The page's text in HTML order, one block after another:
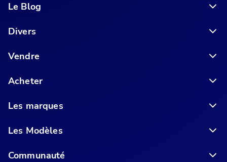
Le Blog
Divers
Vendre
Acheter
Les marques
Les Modèles
Communauté